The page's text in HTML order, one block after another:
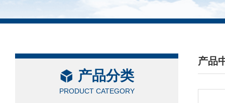
产品分类
PRODUCT CATEGORY
产品
/